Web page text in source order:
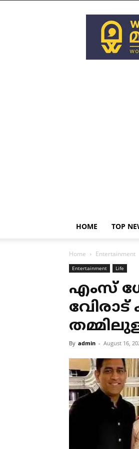
HOME TOP
Home Entertainment
Entertainment Life
എംസ്
By admin - August 16,